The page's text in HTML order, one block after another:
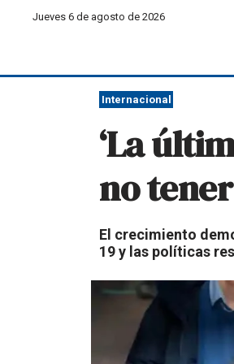
Jueves 6 de agosto de 2026
Internacional
‘La
no
El crecimiento
19 y las políticas